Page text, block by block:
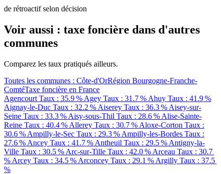
de rétroactif selon décision
Voir aussi : taxe foncière dans d'autres
communes
Comparez les taux pratiqués ailleurs.
Toutes les communes : Côte-d'OrRégion Bourgogne-Franche-
ComtéTaxe foncière en France
Agencourt Taux : 35.9 % Agey Taux : 31.7 % Ahuy Taux : 41.9 %
Aignay-le-Duc Taux : 32.2 % Aiserey Taux : 36.3 % Aisey-sur-
Seine Taux : 33.3 % Aisy-sous-Thil Taux : 28.6 % Alise-Sainte-
Reine Taux : 40.4 % Allerey Taux : 30.7 % Aloxe-Corton Taux :
30.6 % Ampilly-le-Sec Taux : 29.3 % Ampilly-les-Bordes Taux :
27.6 % Ancey Taux : 41.7 % Antheuil Taux : 29.5 % Antigny-la-
Ville Taux : 30.5 % Arc-sur-Tille Taux : 42.0 % Arceau Taux : 30.7
% Arcey Taux : 34.5 % Arconcey Taux : 29.1 % Argilly Taux : 37.5
%